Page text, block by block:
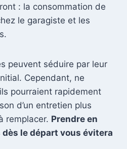
: la consommation de
le garagiste et les
peuvent séduire par leur
Cependant, ne
pourraient rapidement
d’un entretien plus
remplacer. Prendre en
le départ vous évitera